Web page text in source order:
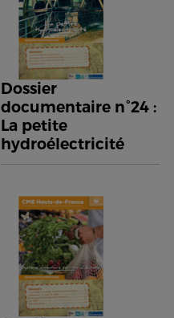
Dossier
documentaire n°24 :
La petite
hydroélectricité